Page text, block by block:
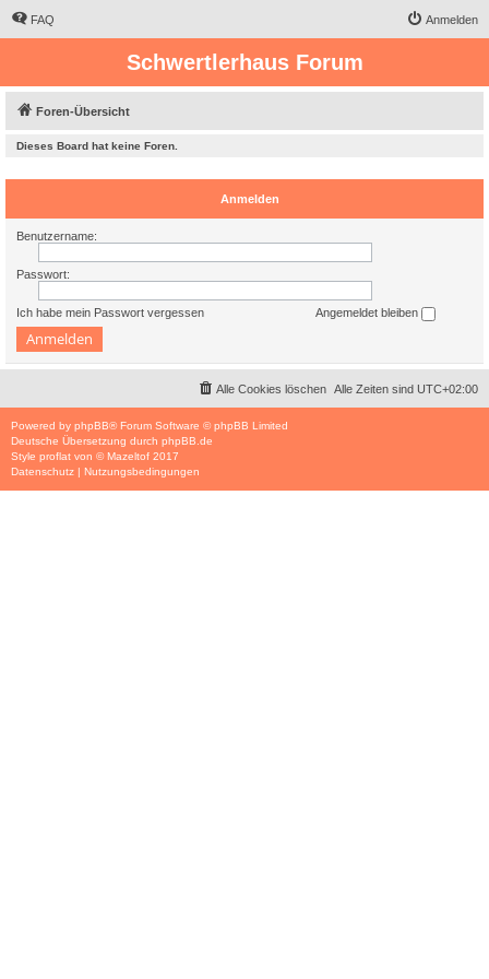
FAQ Anmelden
Schwertlerhaus Forum
Foren-Übersicht
Dieses Board hat keine Foren.
Anmelden
Benutzername:
Passwort:
Ich habe mein Passwort vergessen Angemeldet bleiben
Alle Zeiten sind UTC+02:00
Alle Cookies löschen
Powered by phpBB® Forum Software © phpBB Limited
Deutsche Übersetzung durch phpBB.de
Style proflat von ©Mazeltof 2017
Datenschutz | Nutzungsbedingungen